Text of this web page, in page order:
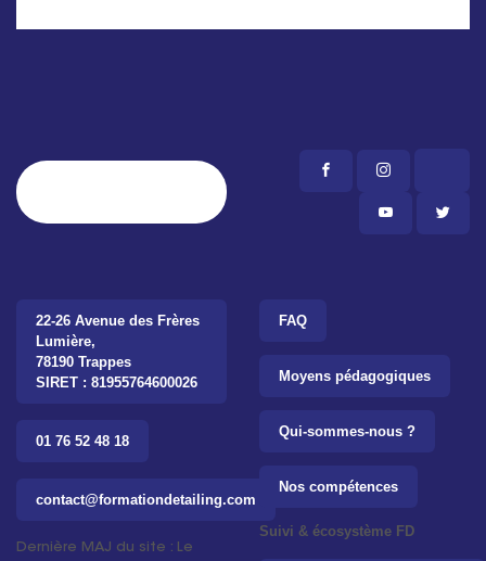
22-26 Avenue des Frères
Lumière,
78190 Trappes
SIRET : 81955764600026
01 76 52 48 18
contact@formationdetailing.com
Dernière MAJ du site : Le
FAQ
Moyens pédagogiques
Qui-sommes-nous ?
Nos compétences
Suivi & écosystème FD